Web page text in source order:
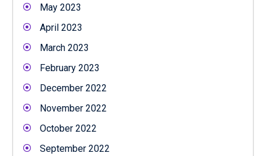
May 2023
April 2023
March 2023
February 2023
December 2022
November 2022
October 2022
September 2022